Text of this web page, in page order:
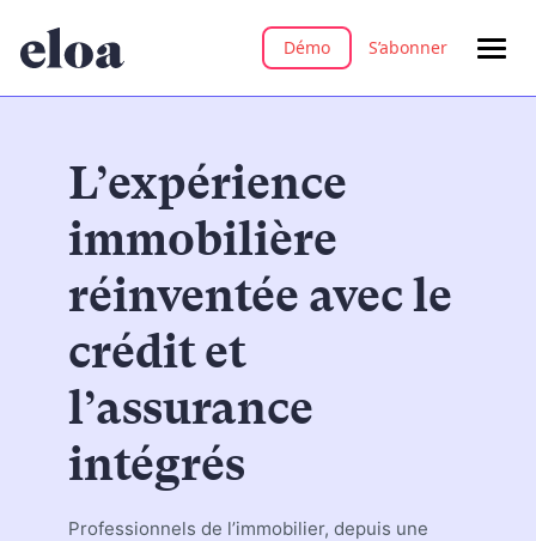
Démo S’abonner
L’expérience
immobilière
réinventée avec le
crédit et
l’assurance
intégrés
Professionnels de l’immobilier, depuis une